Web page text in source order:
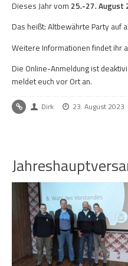
Dieses Jahr vom 25.-27. August
Das heißt: Altbewährte Party auf
Weitere Informationen findet ihr
Die Online-Anmeldung ist
meldet euch vor Ort an.
Dirk 23. August 2023